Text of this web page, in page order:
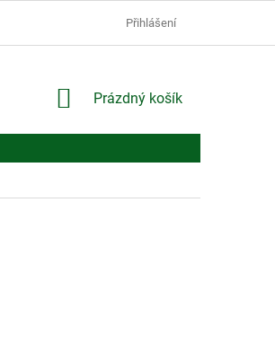
OCHRANY OSOBNÍCH ÚDAJŮ
Přihlášení
NÁKUPNÍ
Prázdný košík